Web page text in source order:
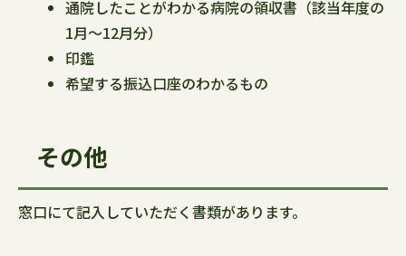
通院したことがわかる病院の領収書（該当年度の
1月～12月分）
印鑑
希望する振込口座のわかるもの
その他
窓口にて記入していただく書類があります。